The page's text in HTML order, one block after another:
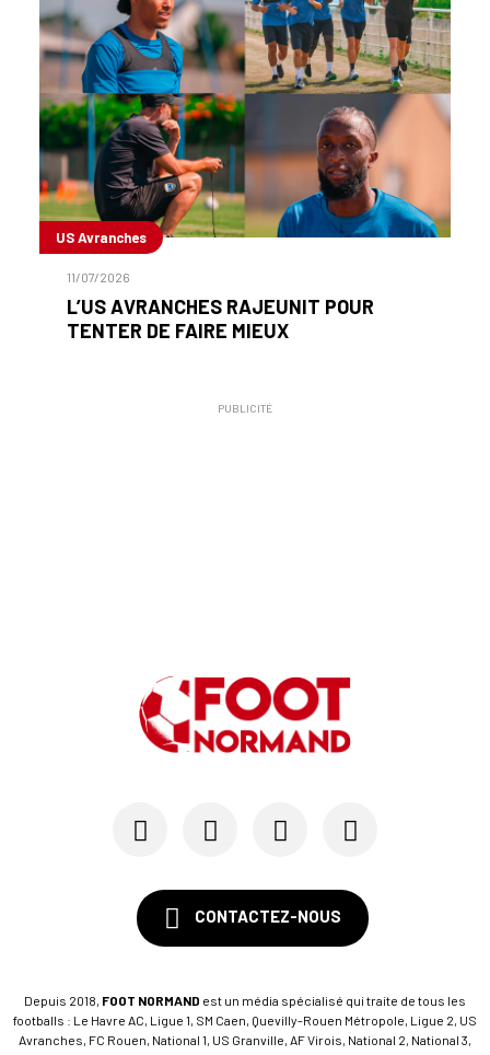
US Avranches
11/07/2026
L’US AVRANCHES RAJEUNIT POUR
TENTER DE FAIRE MIEUX
PUBLICITÉ
CONTACTEZ-NOUS
Depuis 2018, FOOT NORMAND est un média spécialisé qui traite de tous les
footballs : Le Havre AC, Ligue 1, SM Caen, Quevilly-Rouen Métropole, Ligue 2, US
Avranches, FC Rouen, National 1, US Granville, AF Virois, National 2, National 3,